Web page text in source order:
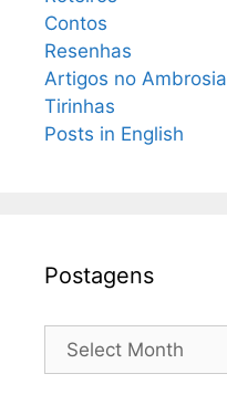
Contos
Resenhas
Artigos no Ambrosia
Tirinhas
Posts in English
Postagens
Postagens